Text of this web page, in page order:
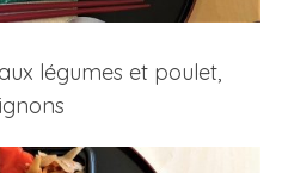
légumes et poulet,